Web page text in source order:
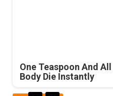
One Teaspoon And
Body Die Instantly